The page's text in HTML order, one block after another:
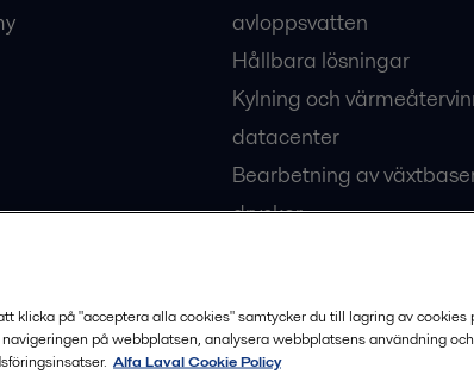
avloppsvatten
Hållbara lösningar
Kylning och
datacenter
Bearbetning av
drycker
klicka på "acceptera alla cookies" samtycker du till lagring av cookies
på webbplatsen, analysera webbplatsens användning
Alfa Laval Cookie Policy